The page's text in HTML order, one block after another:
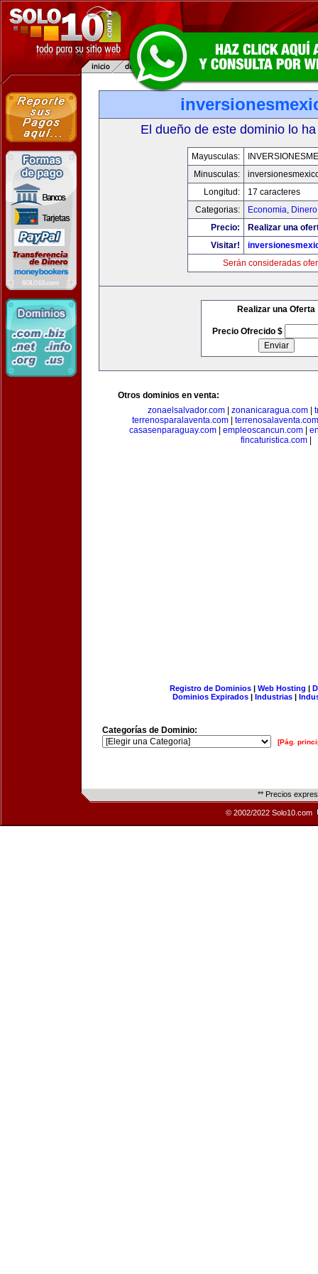
El dueño de este dominio lo
Mayusculas:
Minusculas:
Longitud:
17 caracteres
Categorias:
Economia,
Precio:
Realizar una
Visitar!
Serán consideradas
Realizar una Oferta
Precio Ofrecido $
Otros dominios en venta:
zonaelsalvador.com| zonanicaragua.com|
terrenosparalaventa.com
terrenosalaventa.com
casasenparaguay.com| empleoscancun.com|
fincaturistica.com
Registro de Dominios| Web Hosting |
Dominios Expirados | Industrias |
Categorías de Dominio:
[Pág.
** Precios
© 2002/2022 Solo10.com